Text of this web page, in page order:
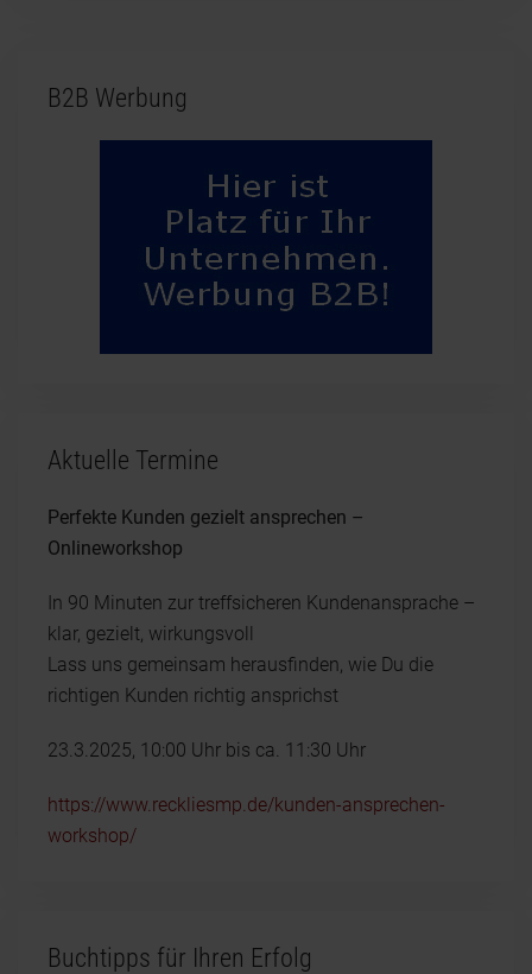
B2B Werbung
Aktuelle Termine
Perfekte Kunden gezielt ansprechen –
Onlineworkshop
In 90 Minuten zur treffsicheren Kundenansprache –
klar, gezielt, wirkungsvoll
Lass uns gemeinsam herausfinden, wie Du die
richtigen Kunden richtig ansprichst
23.3.2025, 10:00 Uhr bis ca. 11:30 Uhr
https://www.reckliesmp.de/kunden-ansprechen-
workshop/
Buchtipps für Ihren Erfolg